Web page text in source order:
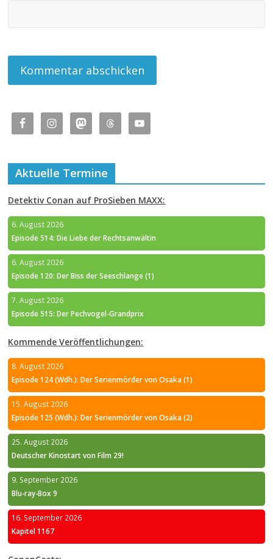
Aktuelle Termine
Detektiv Conan auf ProSieben MAXX:
6. August 2026
Episode 514: Die Liebe der Rechtsanwältin
6. August 2026
Episode 120: Der Biss der Seeschlange (1)
7. August 2026
Episode 515: Der Pechvogel-Grandprix
Kommende Veröffentlichungen:
8. August 2026
Episode 124 (Wdh.): Der Serienmörder von Osaka (1)
15. August 2026
Episode 125 (Wdh.): Der Serienmörder von Osaka (2)
25. August 2026
Deutscher Kinostart von Film 29!
9. September 2026
Blu-ray-Box 9
16. September 2026
Kapitel 1167